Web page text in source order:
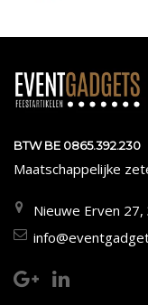
BTW BE 0865.392.230
Maatschappelijke
Nieuwe Erven